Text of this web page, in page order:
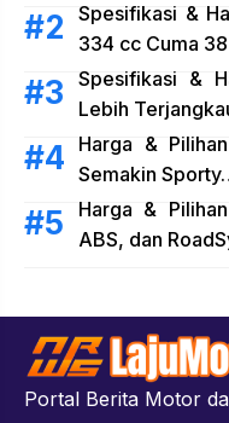
Spesifikasi &
334 cc Cuma
Spesifikasi &
Lebih
Harga &
Semakin
Harga &
ABS, dan
Portal Berita Motor